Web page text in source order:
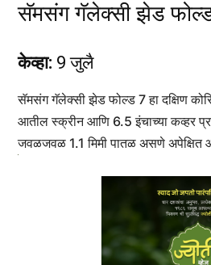
सॅमसंग गॅलेक्सी झेड
केव्हा: 9 जुलै
सॅमसंग गॅलेक्सी झेड फोल्ड 7 हा दक्षिण
आतील स्क्रीन आणि 6.5 इंचाच्या कव्हर
जवळजवळ 1.1 मिमी पातळ असणे अपेक्षित